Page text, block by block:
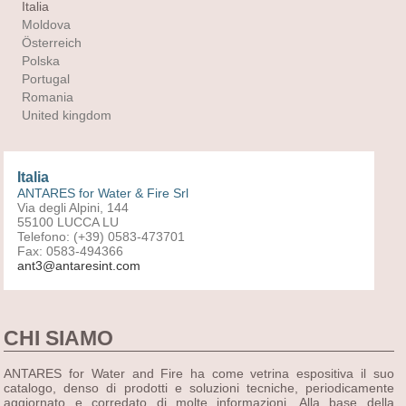
Italia
Moldova
Österreich
Polska
Portugal
Romania
United kingdom
Italia
ANTARES for Water & Fire Srl
Via degli Alpini, 144
55100 LUCCA LU
Telefono: (+39) 0583-473701
Fax: 0583-494366
ant3@antaresint.com
CHI SIAMO
ANTARES for Water and Fire ha come vetrina espositiva il suo
catalogo, denso di prodotti e soluzioni tecniche, periodicamente
aggiornato e corredato di molte informazioni. Alla base della